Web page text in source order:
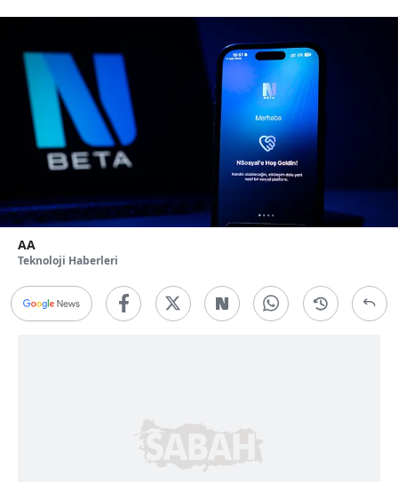
AA
Teknoloji Haberleri